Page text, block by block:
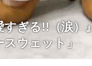
すぎる!!（涙
ウェット」